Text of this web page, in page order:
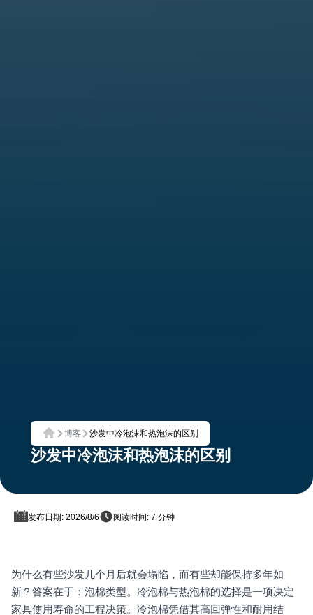
首页
博客 沙发中冷泡沫和热泡沫的区别
沙发中冷泡沫和热泡沫的区别
发布日期: 2026/8/6 阅读时间: 7 分钟
为什么有些沙发几个月后就会塌陷，而有些却能保持多年如
新？答案在于：泡棉类型。冷泡棉与热泡棉的选择是一项决定
家具使用寿命的工程决策。冷泡棉凭借其高回弹性和耐用结